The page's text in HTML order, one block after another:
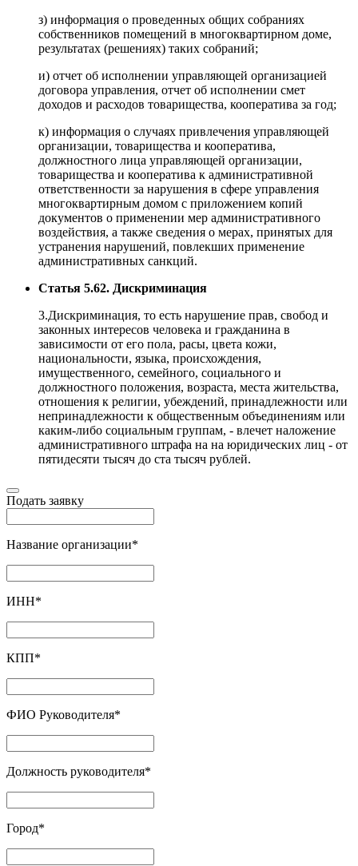
з) информация о проведенных общих собраниях
собственников помещений в многоквартирном доме,
результатах (решениях) таких собраний;
и) отчет об исполнении управляющей организацией
договора управления, отчет об исполнении смет
доходов и расходов товарищества, кооператива за год;
к) информация о случаях привлечения управляющей
организации, товарищества и кооператива,
должностного лица управляющей организации,
товарищества и кооператива к административной
ответственности за нарушения в сфере управления
многоквартирным домом с приложением копий
документов о применении мер административного
воздействия, а также сведения о мерах, принятых для
устранения нарушений, повлекших применение
административных санкций.
Статья 5.62. Дискриминация
3.Дискриминация, то есть нарушение прав, свобод и
законных интересов человека и гражданина в
зависимости от его пола, расы, цвета кожи,
национальности, языка, происхождения,
имущественного, семейного, социального и
должностного положения, возраста, места жительства,
отношения к религии, убеждений, принадлежности или
непринадлежности к общественным объединениям или
каким-либо социальным группам, - влечет наложение
административного штрафа на на юридических лиц - от
пятидесяти тысяч до ста тысяч рублей.
Подать заявку
Название организации*
ИНН*
КПП*
ФИО Руководителя*
Должность руководителя*
Город*